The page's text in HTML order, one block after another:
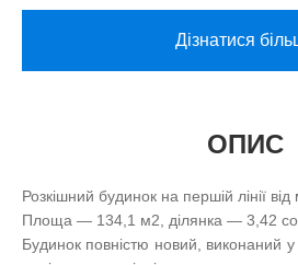
Дізнатися
ОПИС
Розкішний будинок на першій лінії від
Площа — 134,1 м2, ділянка — 3,42
Будинок повністю новий, виконаний у